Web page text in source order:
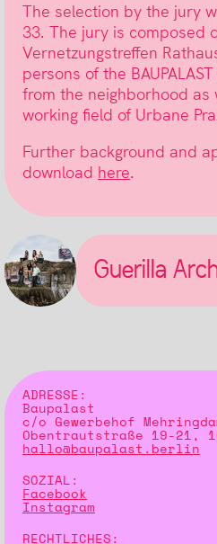
The selection by the jury
33. The jury is composed
Vernetzungstreffen
persons of the
from the neighborhood as
working field of Urbane
Further background and
download here.
Guerilla
ADRESSE:
Baupalast
c/o Gewerbehof
Obentrautstraße 19-21,
hallo@baupalast.berlin
SOZIAL:
Facebook
Instagram
RECHTLICHES: